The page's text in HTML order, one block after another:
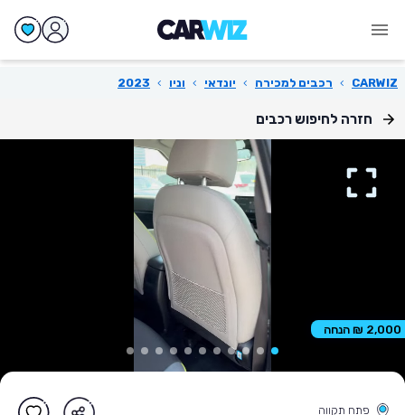
CARWIZ
› רכבים למכירה › יונדאי › וניו ›
2023
חזרה לחיפוש רכבים
2,000 ₪ הנחה
פתח תקווה